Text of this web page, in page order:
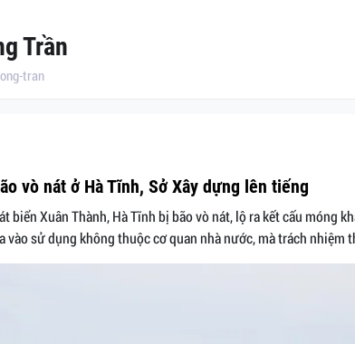
Trần
tran
vò nát ở Hà Tĩnh, Sở Xây dựng lên tiếng
biển Xuân Thành, Hà Tĩnh bị bão vò nát, lộ ra kết cấu móng
vào sử dụng không thuộc cơ quan nhà nước, mà trách nhiệm